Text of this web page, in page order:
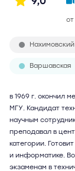
от
Варшавская
в 1969 г. окончил
МГУ. Кандидат
научным
преподавал в
категории.
и информатике.
экзаменам в